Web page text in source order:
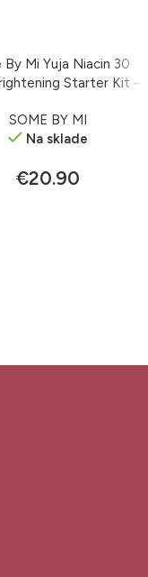
By Mi Yuja Niacin 30
Starter Kit –
SOME BY MI
Na sklade
€20.90